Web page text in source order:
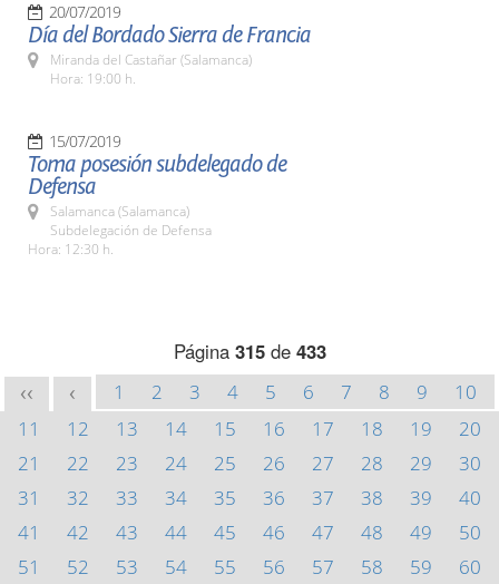
20/07/2019
Día del Bordado Sierra de Francia
Miranda del Castañar (Salamanca)
Hora: 19:00 h.
15/07/2019
Toma posesión subdelegado de
Defensa
Salamanca (Salamanca)
Subdelegación de Defensa
Hora: 12:30 h.
Página 315de 433
<< < 1 2 3 4 5 6 7 8 9
10
11
12 13 14 15 16 17 18 19
20
21
22 23 24 25 26 27 28 29
30
31
32 33 34 35 36 37 38 39
40
41
42 43 44 45 46 47 48 49
50
51
52 53 54 55 56 57 58 59
60